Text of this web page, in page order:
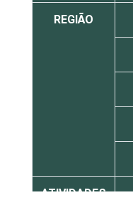
REGIÃO
ATIVIDADES